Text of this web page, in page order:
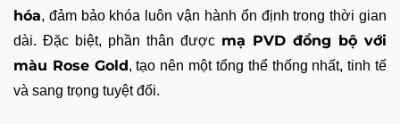
hóa, đảm bảo khóa luôn vận hành ổn định trong thời gian
dài. Đặc biệt, phần thân được mạ PVD đồng bộ với
màu Rose Gold, tạo nên một tổng thể thống nhất, tinh tế
và sang trọng tuyệt đối.